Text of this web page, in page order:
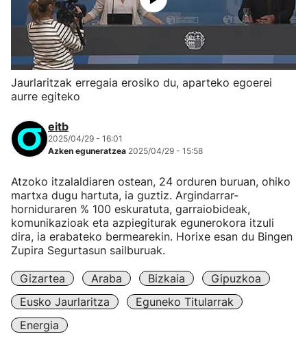
Jaurlaritzak erregaia erosiko du, aparteko egoerei
aurre egiteko
eitb
2025/04/29 - 16:01
Azken eguneratzea 2025/04/29 - 15:58
Atzoko itzalaldiaren ostean, 24 orduren buruan, ohiko
martxa dugu hartuta, ia guztiz. Argindarrar-
horniduraren % 100 eskuratuta, garraiobideak,
komunikazioak eta azpiegiturak egunerokora itzuli
dira, ia erabateko bermearekin. Horixe esan du Bingen
Zupira Segurtasun sailburuak.
Gizartea Araba Bizkaia
Gipuzkoa
Eusko Jaurlaritza
Eguneko Titularrak
Energia